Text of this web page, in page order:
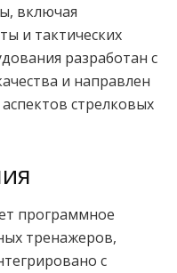
включая
и тактических
разработан с
и направлен
стрелковых
программное
тренажеров,
с